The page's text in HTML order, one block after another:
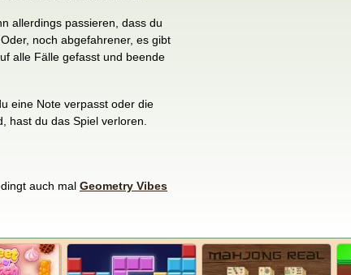
allerdings passieren, dass du
noch abgefahrener, es gibt
alle Fälle gefasst und beende
eine Note verpasst oder die
hast du das Spiel verloren.
auch mal Geometry Vibes